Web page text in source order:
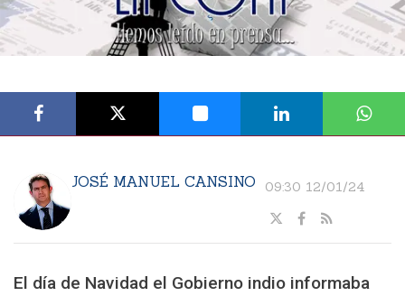
JOSÉ MANUEL CANSINO 09:30 12/01/24
El día de Navidad el Gobierno indio informaba